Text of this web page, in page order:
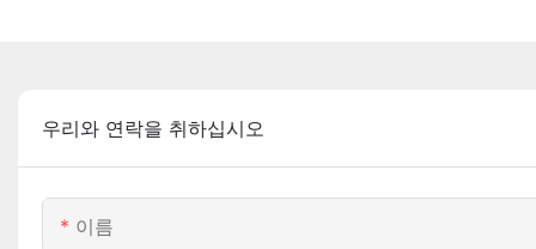
우리와 연락을 취하십시오
이름